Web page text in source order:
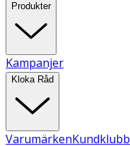
Produkter
Kampanjer
Kloka Råd
VarumärkenKundklubb